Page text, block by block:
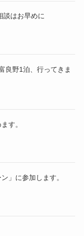
はお早めに
良野1泊、行ってきま
す。
」に参加します。